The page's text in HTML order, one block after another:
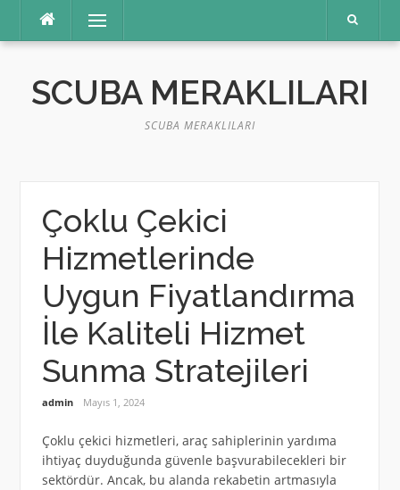
Menü
SCUBA MERAKLILARI
SCUBA MERAKLILARI
Çoklu Çekici
Hizmetlerinde
Uygun Fiyatlandırma
İle Kaliteli Hizmet
Sunma Stratejileri
admin Mayıs 1, 2024
Çoklu çekici hizmetleri, araç sahiplerinin yardıma
ihtiyaç duyduğunda güvenle başvurabilecekleri bir
sektördür. Ancak, bu alanda rekabetin artmasıyla